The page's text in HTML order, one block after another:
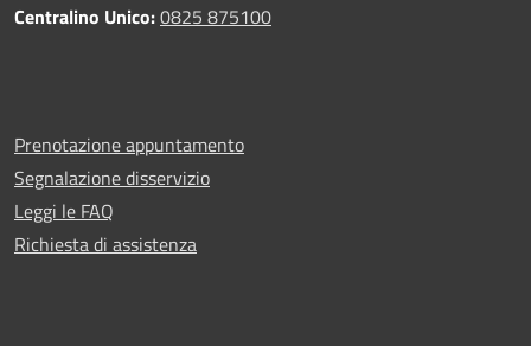
Centralino Unico:0825 875100
Prenotazione appuntamento
Segnalazione disservizio
Leggi le FAQ
Richiesta di assistenza